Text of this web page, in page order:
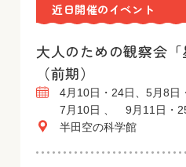
近日開催のイベント
大人のための観察会「
（前期）
4月10日・24日、5月8日
7月10日 、 9月11日・
半田空の科学館